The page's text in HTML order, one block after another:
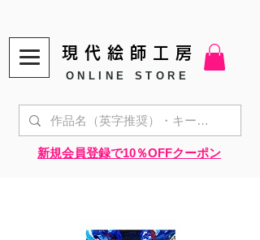
現代絵師工房
ONLINE STORE
​新規会員登録で10％OFFクーポン